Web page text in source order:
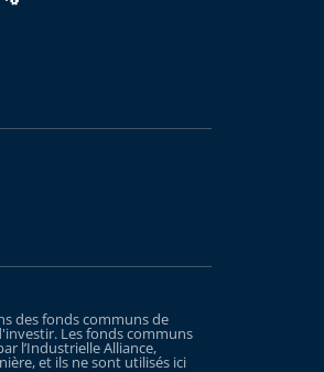
des fonds communs de
Les fonds communs
l’Industrielle Alliance,
et ils ne sont utilisés ici